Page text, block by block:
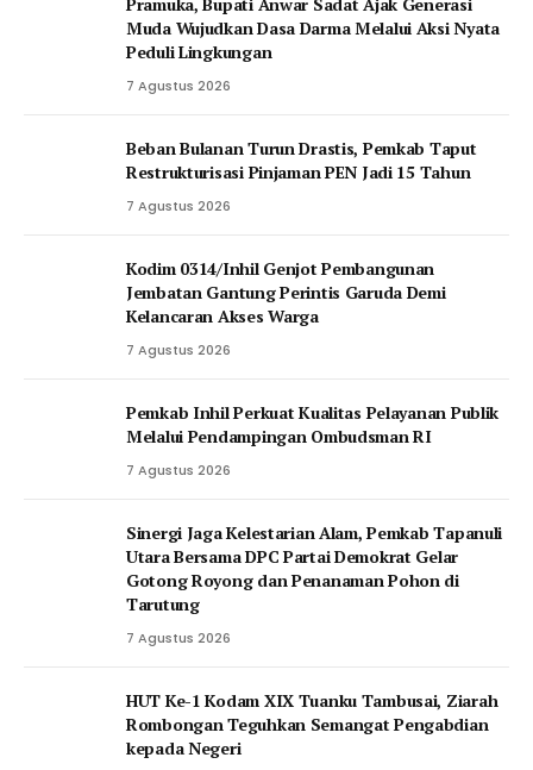
Muda Wujudkan Dasa Darma Melalui Aksi Nyata
Peduli Lingkungan
7 Agustus 2026
Beban Bulanan Turun Drastis, Pemkab Taput
Restrukturisasi Pinjaman PEN Jadi 15 Tahun‎
7 Agustus 2026
Kodim 0314/Inhil Genjot Pembangunan
Jembatan Gantung Perintis Garuda Demi
Kelancaran Akses Warga
7 Agustus 2026
Pemkab Inhil Perkuat Kualitas Pelayanan Publik
Melalui Pendampingan Ombudsman RI
7 Agustus 2026
‎Sinergi Jaga Kelestarian Alam, Pemkab Tapanuli
Utara Bersama DPC Partai Demokrat Gelar
Gotong Royong dan Penanaman Pohon di
Tarutung
7 Agustus 2026
HUT Ke-1 Kodam XIX Tuanku Tambusai, Ziarah
Rombongan Teguhkan Semangat Pengabdian
kepada Negeri